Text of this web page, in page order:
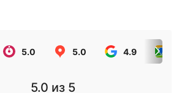
5.0 5.0 4.9
5.0 из 5